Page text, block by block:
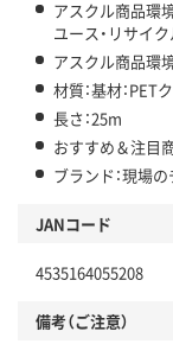
アスクル商品環
ユース・リサイ
アスクル商品環
材質：基材：PET
長さ：25m
おすすめ＆注目
ブランド：現場
JANコード
4535164055208
備考（ご注意）